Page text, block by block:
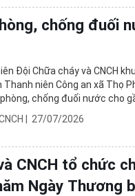
chống đuối
Đội Chữa cháy và CNCH
niên Công an xã Thọ
chống đuối nước cho
Phú.
27/07/2026
CNCH tổ chức
Ngày Thương